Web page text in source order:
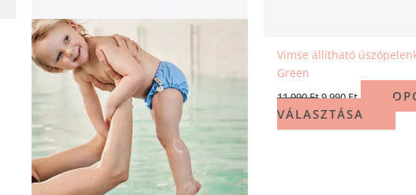
Vimse állítható
Green
11 990Ft9 990Ft
VÁLASZTÁSA